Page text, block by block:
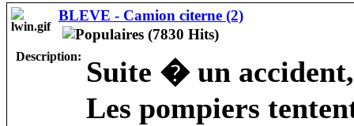
BLEVE - Camion citerne (2)
Description: Suite � un
Les pompiers